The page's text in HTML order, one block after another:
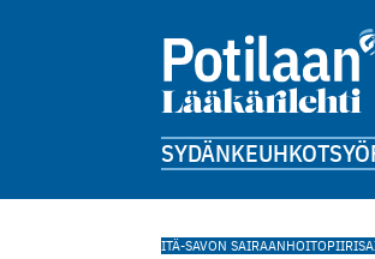
SYDÄNKEUHKOT
ITÄ-SAVON SAIRAANHOITOPIIRI